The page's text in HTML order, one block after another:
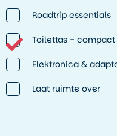
Roadtrip essentials
Toilettas - compact
Elektronica &
Laat ruimte over